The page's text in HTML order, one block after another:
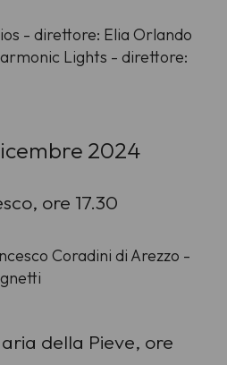
- direttore: Elia Orlando
Lights - direttore:
2024
ore 17.30
Coradini di Arezzo -
della Pieve, ore